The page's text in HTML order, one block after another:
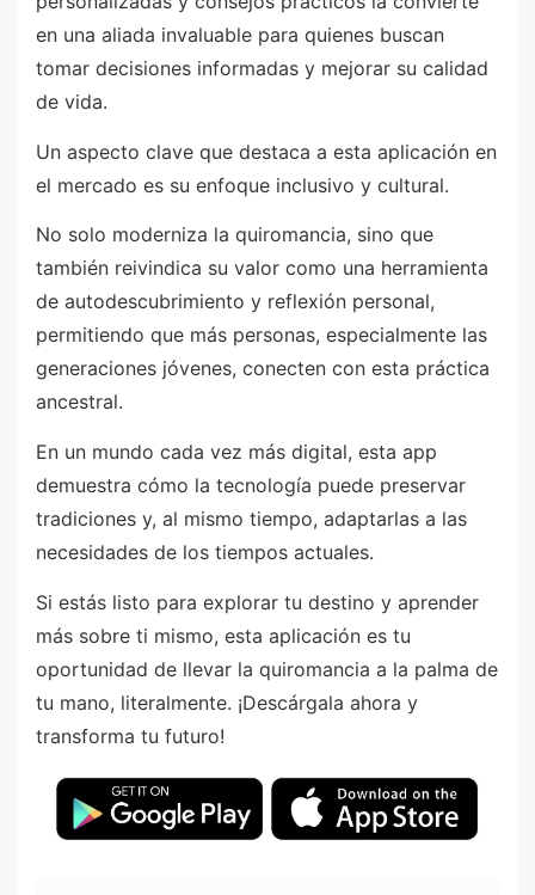
en una aliada invaluable para quienes buscan
tomar decisiones informadas y mejorar su calidad
de vida.
Un aspecto clave que destaca a esta aplicación en
el mercado es su enfoque inclusivo y cultural.
No solo moderniza la quiromancia, sino que
también reivindica su valor como una herramienta
de autodescubrimiento y reflexión personal,
permitiendo que más personas, especialmente las
generaciones jóvenes, conecten con esta práctica
ancestral.
En un mundo cada vez más digital, esta app
demuestra cómo la tecnología puede preservar
tradiciones y, al mismo tiempo, adaptarlas a las
necesidades de los tiempos actuales.
Si estás listo para explorar tu destino y aprender
más sobre ti mismo, esta aplicación es tu
oportunidad de llevar la quiromancia a la palma de
tu mano, literalmente. ¡Descárgala ahora y
transforma tu futuro!